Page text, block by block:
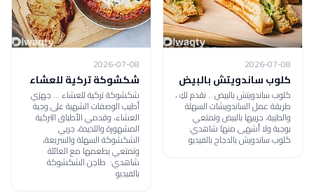
2026-07-08
كلوب ساندويتش بالبيض
كلوب ساندويتش بالبيض .. نقدم لكِ ،
طريقة عمل الساندويشات السهلة
والطيبة، جربيها بالبيض وتمتعي
بوجبة ولا أشهى منها شاهدي:
كلوب ساندويش بالدجاج بالفيديو
2026-07-08
شكشوكة تركية للعشاء
شكشوكة تركية للعشاء ... جهزي
أطيب الوصفات الشهية على وجبة
العشاء، وقدمي الأطباق التركية
المشهورة واللذيذة، جربي
الشكشوكة السهلة والسريعة،
وتمتعي بطعمها مع العائلة
شاهدي: طاجن الشكشوكة
بالفيديو